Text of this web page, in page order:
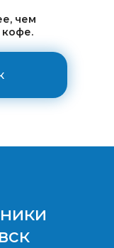
чем
кофе.